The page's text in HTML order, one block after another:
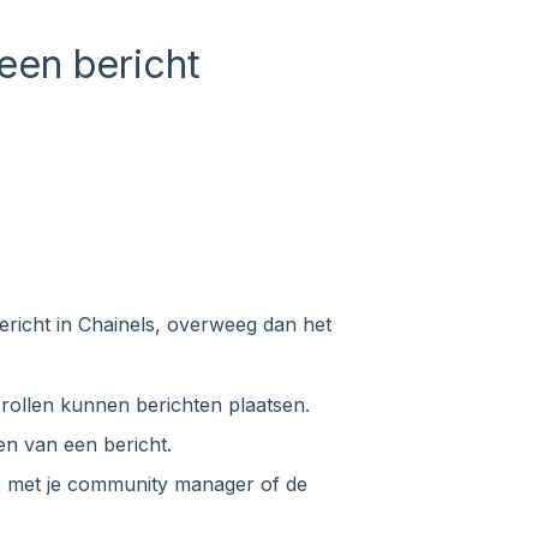
bericht
in Chainels, overweeg dan het
kunnen berichten plaatsen.
van een bericht.
je community manager of de